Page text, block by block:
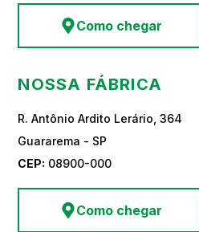
Como chegar
NOSSA FÁBRICA
R. Antônio Ardito Lerário, 364
Guararema - SP
CEP: 08900-000
Como chegar